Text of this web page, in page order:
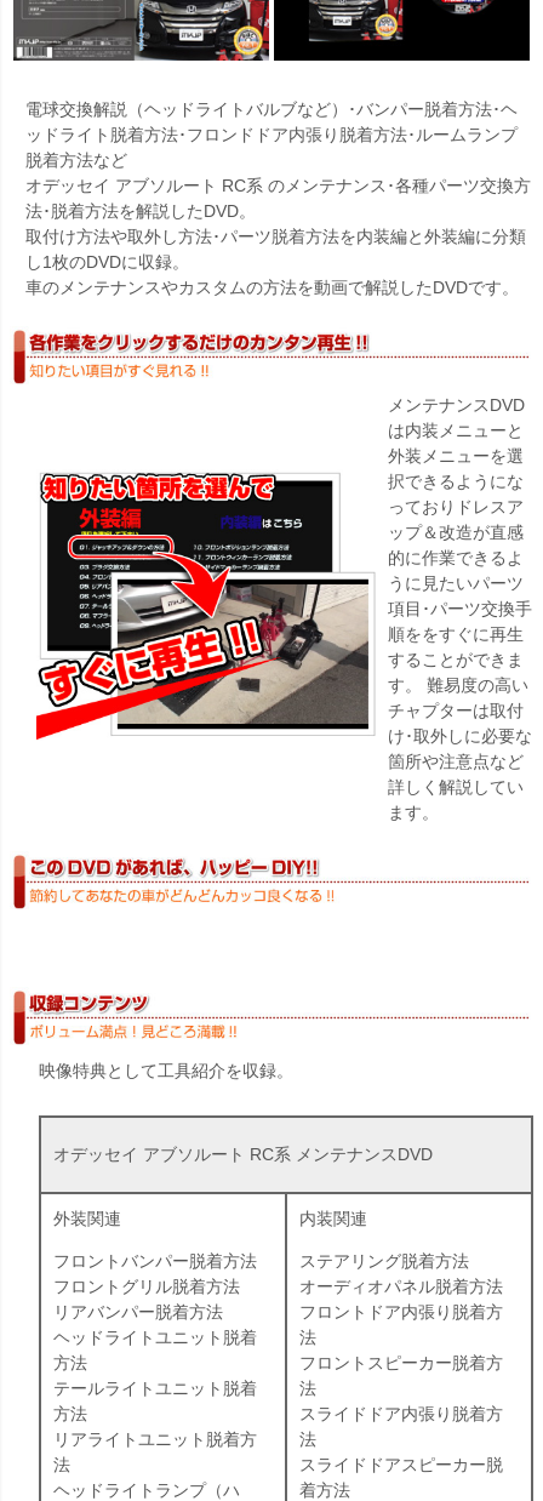
電球交換解説（ヘッドライトバルブなど）･バンパー脱着方法･ヘ
ッドライト脱着方法･フロンドドア内張り脱着方法･ルームランプ
脱着方法など
オデッセイ アブソルート RC系 のメンテナンス･各種パーツ交換方
法･脱着方法を解説したDVD。
取付け方法や取外し方法･パーツ脱着方法を内装編と外装編に分類
し1枚のDVDに収録。
車のメンテナンスやカスタムの方法を動画で解説したDVDです。
メンテナンスDVD
は内装メニューと
外装メニューを選
択できるようにな
っておりドレスア
ップ＆改造が直感
的に作業できるよ
うに見たいパーツ
項目･パーツ交換手
順ををすぐに再生
することができま
す。 難易度の高い
チャプターは取付
け･取外しに必要な
箇所や注意点など
詳しく解説してい
ます。
映像特典として工具紹介を収録。
オデッセイ アブソルート RC系 メンテナンスDVD
外装関連
フロントバンパー脱着方法
フロントグリル脱着方法
リアバンパー脱着方法
ヘッドライトユニット脱着
方法
テールライトユニット脱着
方法
リアライトユニット脱着方
法
ヘッドライトランプ（ハ
内装関連
ステアリング脱着方法
オーディオパネル脱着方法
フロントドア内張り脱着方
法
フロントスピーカー脱着方
法
スライドドア内張り脱着方
法
スライドドアスピーカー脱
着方法